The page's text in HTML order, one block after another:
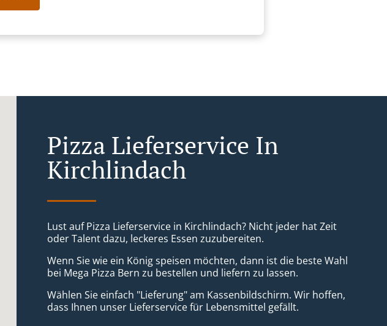
Pizza Lieferservice In
Kirchlindach
Lust auf Pizza Lieferservice in Kirchlindach? Nicht jeder hat Zeit
oder Talent dazu, leckeres Essen zuzubereiten.
Wenn Sie wie ein König speisen möchten, dann ist die beste Wahl
bei Mega Pizza Bern zu bestellen und liefern zu lassen.
Wählen Sie einfach "Lieferung" am Kassenbildschirm. Wir hoffen,
dass Ihnen unser Lieferservice für Lebensmittel gefällt.